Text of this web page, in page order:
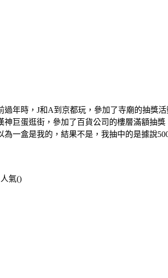
年時，J和A到京都玩，參加了寺廟的抽獎
巨蛋逛街，參加了百貨公司的樓層滿額抽
一盒是我的，結果不是，我抽中的是據說
人氣()